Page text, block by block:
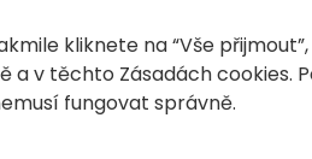
kliknete na “Vše
v těchto Zásadách cookies.
fungovat správně.